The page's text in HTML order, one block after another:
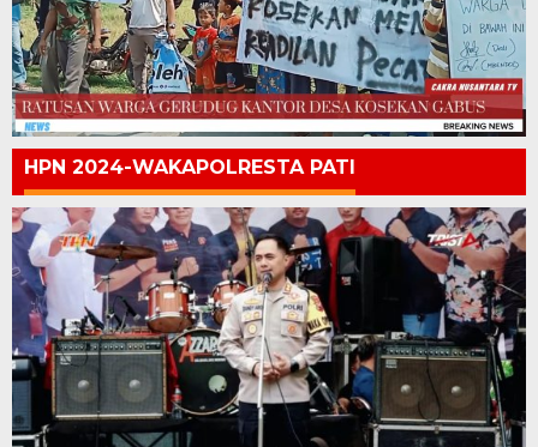
HPN 2024-WAKAPOLRESTA PATI